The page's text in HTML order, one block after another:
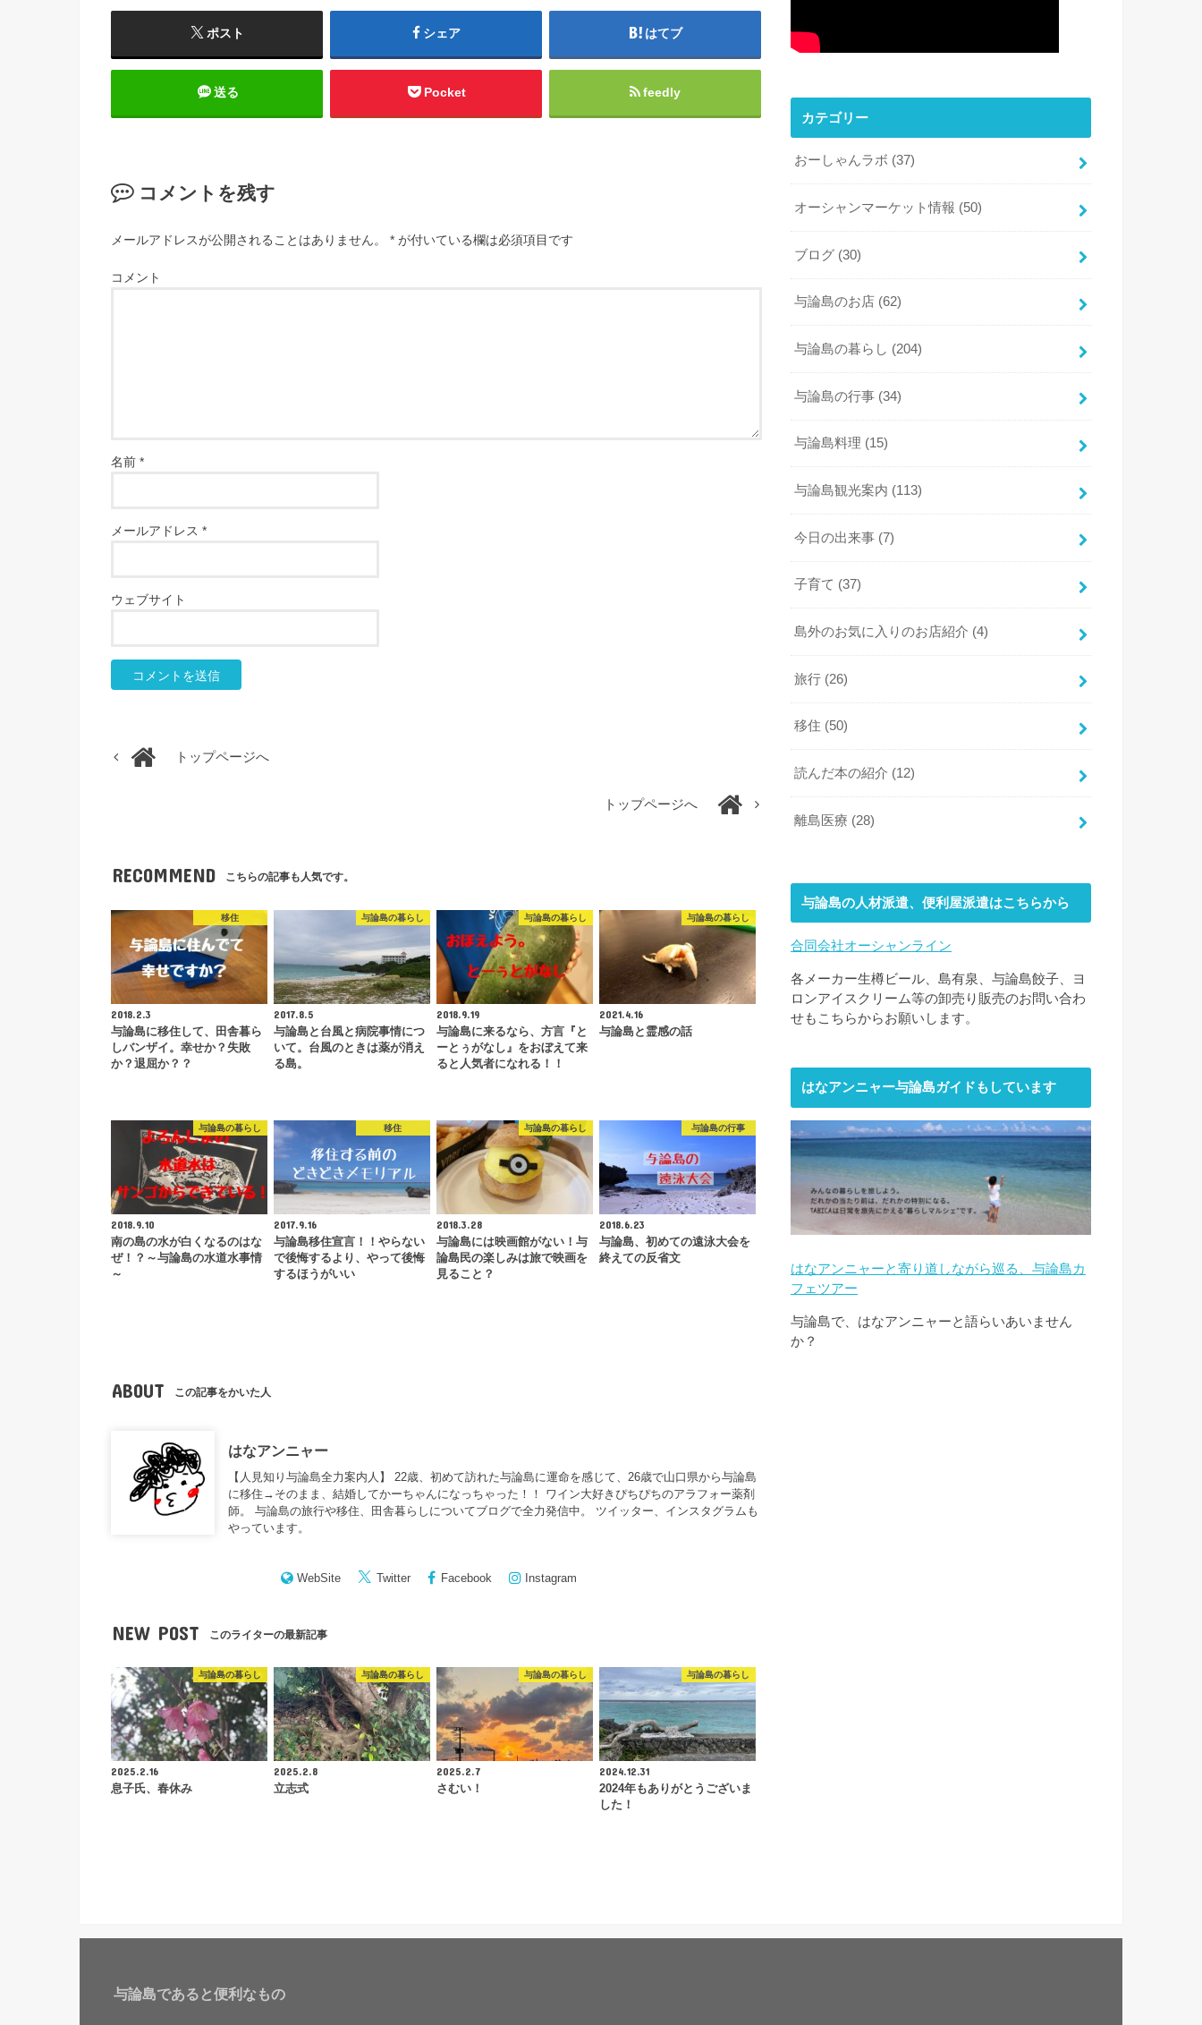
ポスト シェア はてブ
送る Pocket feedly
コメントを残す
メールアドレスが公開されることはありません。 * が付いている欄は必須項目です
コメント
名前 *
メールアドレス *
ウェブサイト
トップページへ
トップページへ
RECOMMEND こちらの記事も人気です。
移住
2018.2.3
与論島に移住して、田舎暮ら
しバンザイ。幸せか？失敗
か？退屈か？？
与論島の暮らし
2017.8.5
与論島と台風と病院事情につ
いて。台風のときは薬が消え
る島。
与論島の暮らし
2018.9.19
与論島に来るなら、方言『と
ーとぅがなし』をおぼえて来
ると人気者になれる！！
与論島の暮らし
2021.4.16
与論島と霊感の話
与論島の暮らし
2018.9.10
南の島の水が白くなるのはな
ぜ！？～与論島の水道水事情
～
移住
2017.9.16
与論島移住宣言！！やらない
で後悔するより、やって後悔
するほうがいい
与論島の暮らし
2018.3.28
与論島には映画館がない！与
論島民の楽しみは旅で映画を
見ること？
与論島の行事
2018.6.23
与論島、初めての遠泳大会を
終えての反省文
ABOUT この記事をかいた人
はなアンニャー
【人見知り与論島全力案内人】 22歳、初めて訪れた与論島に運命を感じて、26歳で山口県から与論島
に移住→そのまま、結婚してかーちゃんになっちゃった！！ ワイン大好きぴちぴちのアラフォー薬剤
師。 与論島の旅行や移住、田舎暮らしについてブログで全力発信中。 ツイッター、インスタグラムも
やっています。
WebSite Twitter Facebook Instagram
NEW POST このライターの最新記事
与論島の暮らし
2025.2.16
息子氏、春休み
与論島の暮らし
2025.2.8
立志式
与論島の暮らし
2025.2.7
さむい！
与論島の暮らし
2024.12.31
2024年もありがとうございま
した！
カテゴリー
おーしゃんラボ (37)
オーシャンマーケット情報 (50)
ブログ (30)
与論島のお店 (62)
与論島の暮らし (204)
与論島の行事 (34)
与論島料理 (15)
与論島観光案内 (113)
今日の出来事 (7)
子育て (37)
島外のお気に入りのお店紹介 (4)
旅行 (26)
移住 (50)
読んだ本の紹介 (12)
離島医療 (28)
与論島の人材派遣、便利屋派遣はこちらから
合同会社オーシャンライン
各メーカー生樽ビール、島有泉、与論島餃子、ヨ
ロンアイスクリーム等の卸売り販売のお問い合わ
せもこちらからお願いします。
はなアンニャー与論島ガイドもしています
はなアンニャーと寄り道しながら巡る、与論島カ
フェツアー
与論島で、はなアンニャーと語らいあいません
か？
与論島であると便利なもの